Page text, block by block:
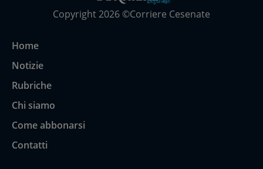
Copyright 2026 ©Corriere Cesenate
Home
Notizie
Rubriche
Chi siamo
Come abbonarsi
Contatti